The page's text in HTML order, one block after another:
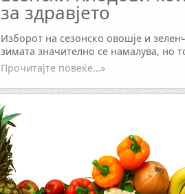
за здравјето
Изборот на сезонско овошје и
зимата значително се намалува, но
Прочитајте повеќе…»